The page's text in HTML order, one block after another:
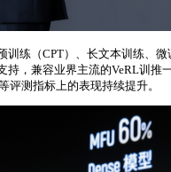
练（CPT）、长文本训练、
，兼容业界主流的VeRL训
测指标上的表现持续提升。